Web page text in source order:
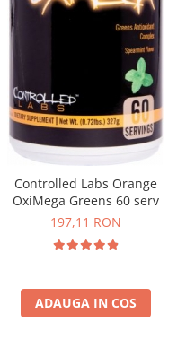
Controlled Labs Orange
OxiMega Greens 60 serv
197,11 RON
ADAUGA IN COS